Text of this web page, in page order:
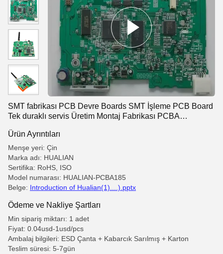
SMT fabrikası PCB Devre Boards SMT İşleme PCB Board
Tek duraklı servis Üretim Montaj Fabrikası PCBA
Ürün Ayrıntıları
Menşe yeri: Çin
Marka adı: HUALIAN
Sertifika: RoHS, ISO
Model numarası: HUALIAN-PCBA185
Belge: Introduction of Hualian(1)....).pptx
Ödeme ve Nakliye Şartları
Min sipariş miktarı: 1 adet
Fiyat: 0.04usd-1usd/pcs
Ambalaj bilgileri: ESD Çanta + Kabarcık Sarılmış + Karton
Teslim süresi: 5-7gün